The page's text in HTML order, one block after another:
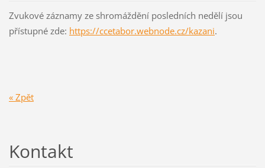
Zvukové záznamy ze shromáždění posledních nedělí jsou
přístupné zde: https://ccetabor.webnode.cz/kazani.
« Zpět
Kontakt